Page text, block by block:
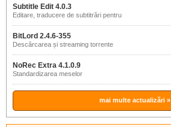
Subtitle Edit 4.0.3
Editare, traducere de subtitrări pentru
BitLord 2.4.6-355
Descărcarea și streaming torrente
NoRec Extra 4.1.0.9
Standardizarea meselor
mai multe actualizări »